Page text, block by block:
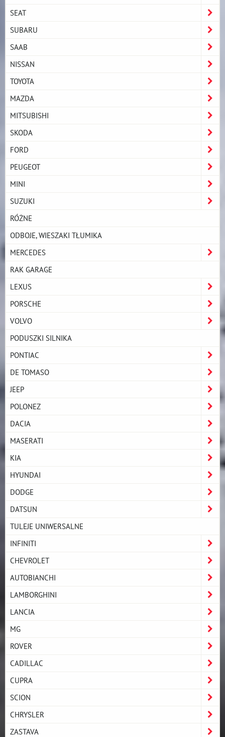
SEAT
SUBARU
SAAB
NISSAN
TOYOTA
MAZDA
MITSUBISHI
SKODA
FORD
PEUGEOT
MINI
SUZUKI
RÓŻNE
ODBOJE, WIESZAKI TŁUMIKA
MERCEDES
RAK GARAGE
LEXUS
PORSCHE
VOLVO
PODUSZKI SILNIKA
PONTIAC
DE TOMASO
JEEP
POLONEZ
DACIA
MASERATI
KIA
HYUNDAI
DODGE
DATSUN
TULEJE UNIWERSALNE
INFINITI
CHEVROLET
AUTOBIANCHI
LAMBORGHINI
LANCIA
MG
ROVER
CADILLAC
CUPRA
SCION
CHRYSLER
ZASTAVA